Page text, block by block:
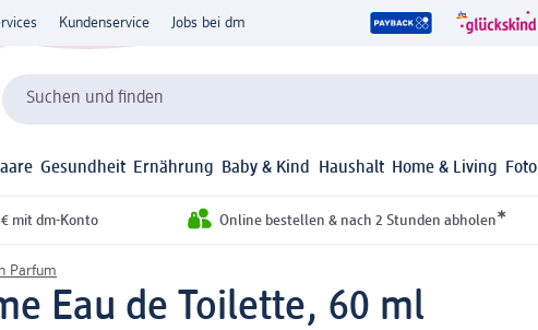
Kundenservice Jobs bei dm
Suchen und finden
Gesundheit Ernährung Baby & Kind Haushalt Home & Living Foto
mit dm-Konto Online bestellen & nach 2 Stunden abholen*
Parfum
Eau de Toilette, 60 ml